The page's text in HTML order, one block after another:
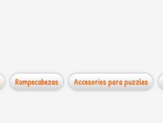
Rompecabezas Accesorios para puzzles